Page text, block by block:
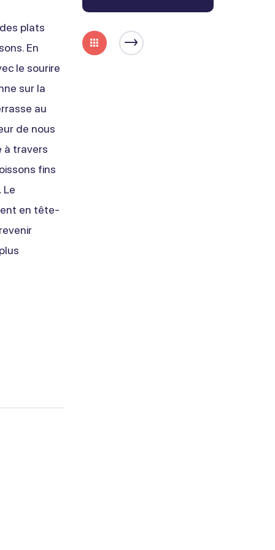
plats
En
le sourire
sur la
au
de nous
à travers
fins
Le
en tête-